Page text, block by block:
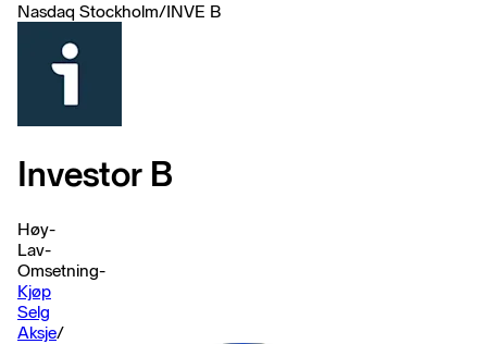
Nasdaq Stockholm/INVE B
Investor B
Høy-
Lav-
Omsetning-
Kjøp
Selg
Aksje/